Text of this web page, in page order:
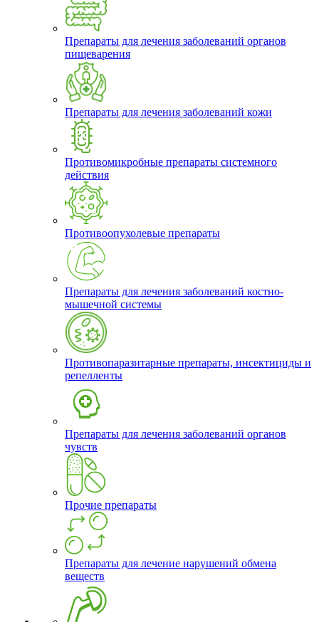
Препараты для лечения заболеваний органов
пищеварения
Препараты для лечения заболеваний кожи
Противомикробные препараты системного
действия
Противоопухолевые препараты
Препараты для лечения заболеваний костно-
мышечной системы
Противопаразитарные препараты, инсектициды и
репелленты
Препараты для лечения заболеваний органов
чувств
Прочие препараты
Препараты для лечение нарушений обмена
веществ